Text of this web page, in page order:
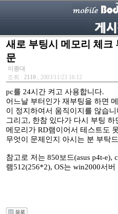
새로 부팅시 메모리 체크
문
이종대
조회 : 2110 , 2003/11/23 16:12
pc를 24시간 켜고 사용합니다.
어느날 부터인가 재부팅을 하면
이 정지하여서 움직이지를 않습니
그리고, 한참 있다가 다시 부팅
메모리가 RD램이어서 테스트도
무엇이 문제인지 아시는 분 부탁
참고로 저는 850보드(asus p4t-e),
램512(256*2), OS는 win2000서버